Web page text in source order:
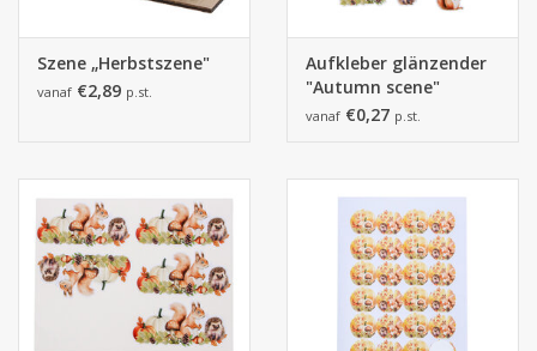
Szene „Herbstszene"
vanaf €2,89 p.st.
Aufkleber glänzender
"Autumn scene"
vanaf €0,27 p.st.